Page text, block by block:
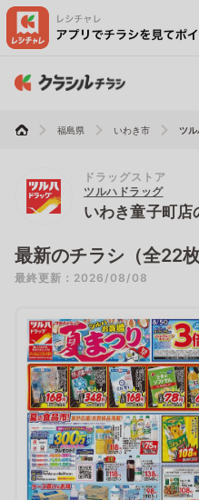
福島県 いわき市 ツル
ドラッグストア
ツルハドラッグ
いわき童子町店
最新のチラシ（全22枚
最終更新：2026/08/08